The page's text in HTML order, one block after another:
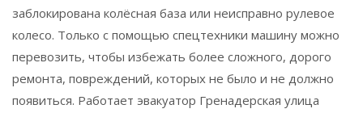
заблокирована колёсная база или неисправно рулевое
колесо. Только с помощью спецтехники машину можно
перевозить, чтобы избежать более сложного, дорого
ремонта, повреждений, которых не было и не должно
появиться. Работает эвакуатор Гренадерская улица